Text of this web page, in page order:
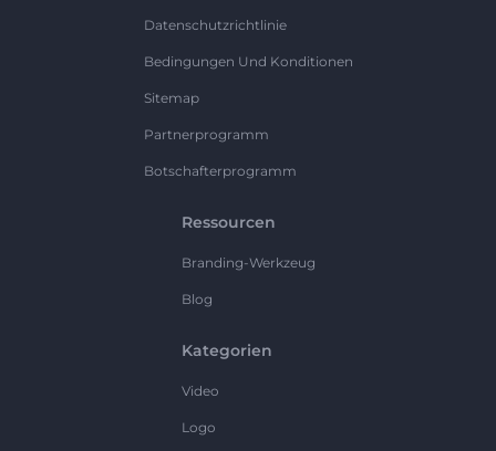
Datenschutzrichtlinie
Bedingungen Und Konditionen
Sitemap
Partnerprogramm
Botschafterprogramm
Ressourcen
Branding-Werkzeug
Blog
Kategorien
Video
Logo